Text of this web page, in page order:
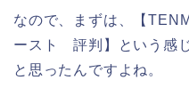
なので、まずは、【
ースト 評判】という感
と思ったんですよね。